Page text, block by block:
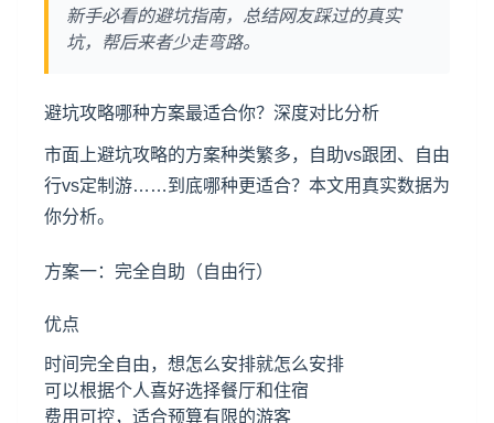
新手必看的避坑指南，总结网友踩过的真实
坑，帮后来者少走弯路。
避坑攻略哪种方案最适合你？深度对比分析
市面上避坑攻略的方案种类繁多，自助vs跟团、自由
行vs定制游……到底哪种更适合？本文用真实数据为
你分析。
方案一：完全自助（自由行）
优点
时间完全自由，想怎么安排就怎么安排
可以根据个人喜好选择餐厅和住宿
费用可控，适合预算有限的游客